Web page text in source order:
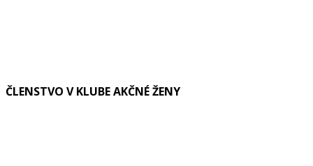
ČLENSTVO V KLUBE AKČNÉ ŽENY